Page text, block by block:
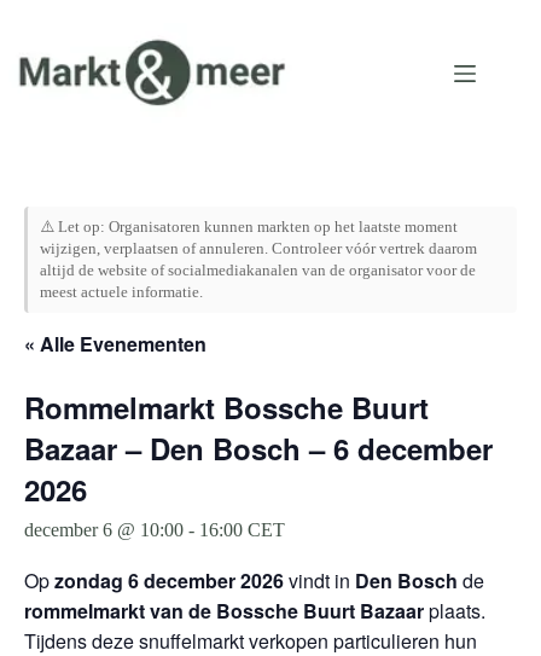
inhoud
⚠️ Let op: Organisatoren kunnen markten op het laatste moment
wijzigen, verplaatsen of annuleren. Controleer vóór vertrek daarom
altijd de website of socialmediakanalen van de organisator voor de
meest actuele informatie.
« Alle Evenementen
Rommelmarkt Bossche Buurt
Bazaar – Den Bosch – 6 december
2026
december 6 @ 10:00 - 16:00 CET
Opzondag 6 december 2026vindt in Den Bosch de
rommelmarkt van de Bossche Buurt Bazaarplaats.
Tijdens deze snuffelmarkt verkopen particulieren hun